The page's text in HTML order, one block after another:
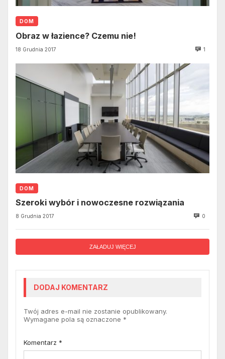
DOM
Obraz w łazience? Czemu nie!
18 Grudnia 2017 1
DOM
Szeroki wybór i nowoczesne rozwiązania
8 Grudnia 2017 0
ZAŁADUJ WIĘCEJ
DODAJ KOMENTARZ
Twój adres e-mail nie zostanie opublikowany.
Wymagane pola są oznaczone *
Komentarz *